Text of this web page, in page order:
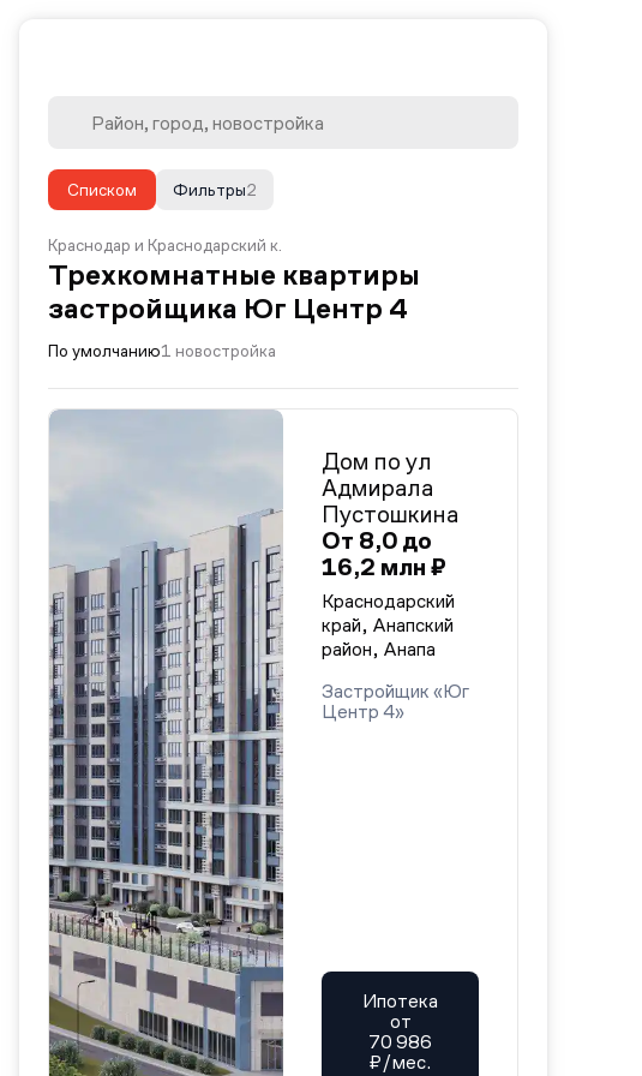
Списком 2
Фильтры
Краснодар и Краснодарский к.
Трехкомнатные квартиры
застройщика Юг Центр 4
По умолчанию1 новостройка
Дом по ул
Адмирала
Пустошкина
От 8,0 до
16,2 млн ₽
Краснодарский
край, Анапский
район, Анапа
Застройщик «Юг
Центр 4»
Ипотека
от
70 986
₽/мес.